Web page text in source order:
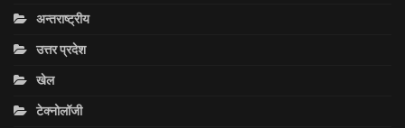
अन्तराष्ट्रीय
उत्तर प्रदेश
खेल
टेक्नोलॉजी